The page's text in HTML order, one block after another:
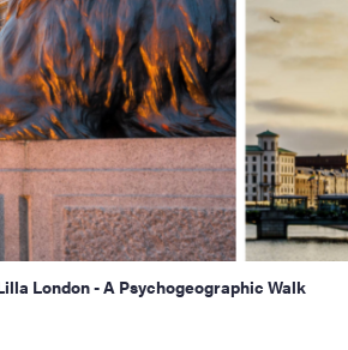
London - A Psychogeographic Walk